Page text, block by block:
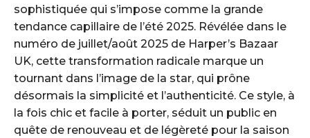
sophistiquée qui s’impose comme la grande
tendance capillaire de l’été 2025. Révélée dans le
numéro de juillet/août 2025 de Harper’s Bazaar
UK, cette transformation radicale marque un
tournant dans l’image de la star, qui prône
désormais la simplicité et l’authenticité. Ce style, à
la fois chic et facile à porter, séduit un public en
quête de renouveau et de légèreté pour la saison